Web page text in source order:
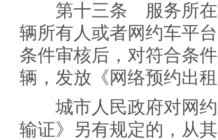
第十三条 服务所在
辆所有人或者网约车平
条件审核后，对符合条
辆，发放《网络预约出
城市人民政府对网约
输证》另有规定的，从